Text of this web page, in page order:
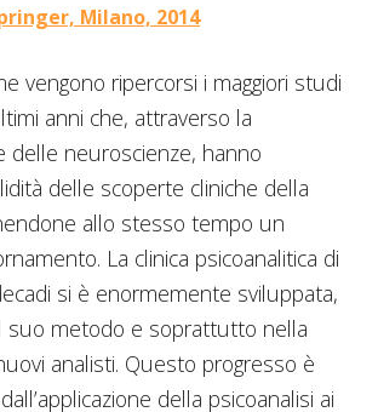
Milano, 2014
vengono ripercorsi i maggiori studi
anni che, attraverso la
delle neuroscienze, hanno
delle scoperte cliniche della
allo stesso tempo un
La clinica psicoanalitica di
si è enormemente sviluppata,
suo metodo e soprattutto nella
analisti. Questo progresso è
della psicoanalisi ai